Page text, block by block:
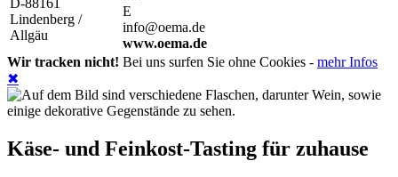
D-88161
Lindenberg /
Allgäu
E
info@oema.de
www.oema.de
Wir tracken nicht! Bei uns surfen Sie ohne Cookies - mehr Infos
✖
Käse- und Feinkost-Tasting für zuhause